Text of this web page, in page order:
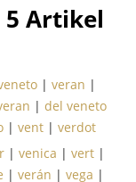
5 Artikel
| veran |
| del veneto
| vent | verdot
| venica | vert|
| verán | vega |